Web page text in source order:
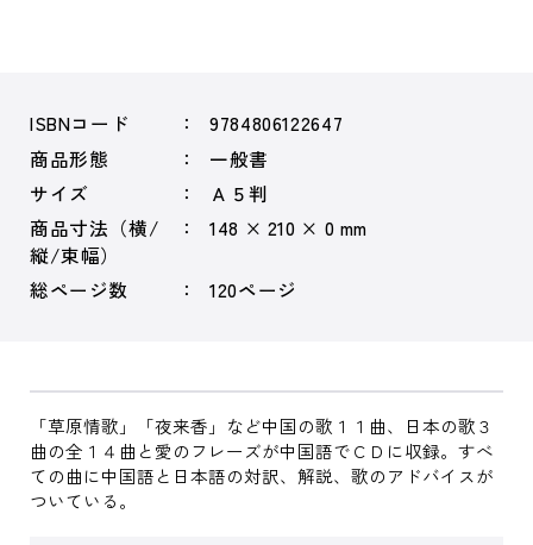
ISBNコード
9784806122647
商品形態
一般書
サイズ
Ａ５判
商品寸法（横/
縦/束幅）
148 × 210 × 0 mm
総ページ数 120ページ
「草原情歌」「夜来香」など中国の歌１１曲、日本の歌３
曲の全１４曲と愛のフレーズが中国語でＣＤに収録。すべ
ての曲に中国語と日本語の対訳、解説、歌のアドバイスが
ついている。